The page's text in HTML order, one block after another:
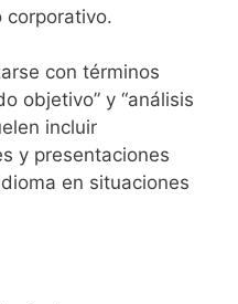
corporativo.
con términos
objetivo” y “análisis
incluir
y presentaciones
en situaciones